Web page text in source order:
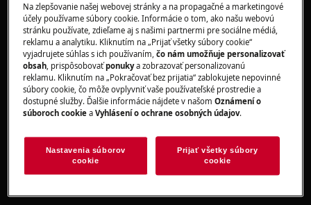
tepla rovnomerne po celom kovovom dne,
môže sa zdať, že varná platňa ohrieva
nerovnomerne.
Namiesto toho začnite pred riadnym varením
pri nižšej teplote. Kovové dno zvládne túto
situáciu jednoduchšie a teda sa nahreje
Väčšina výrobcov panvíc má na ich
internetových stránkach rôzne pokyny pre
Na zlepšovanie našej webovej stránky a na propagačné a marketingové
účely používame súbory cookie. Informácie o tom, ako našu webovú
stránku používate, zdieľame aj s našimi partnermi pre sociálne médiá,
reklamu a analytiku. Kliknutím na „Prijať všetky súbory cookie“
vyjadrujete súhlas s ich používaním,čo nám umožňuje personalizovať
obsah, prispôsobovaťponukya zobrazovať personalizovanú
reklamu. Kliknutím na „Pokračovať bez prijatia“ zablokujete nepovinné
súbory cookie, čo môže ovplyvniť vaše používateľské prostredie a
dostupné služby. Ďalšie informácie nájdete v našomOznámení o
súboroch cookie aVyhlásení o ochrane osobných údajov.
Nastavenia súborov
cookie
Prijať všetky súbory
cookie